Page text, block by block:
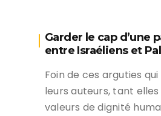
Garder le cap d’une
entre Israéliens et
Foin de ces arguties
leurs auteurs, tant elles
valeurs de dignité